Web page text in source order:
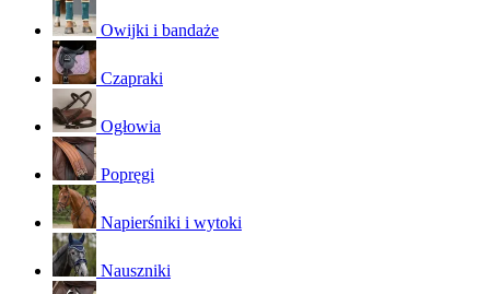
Owijki i bandaże
Czapraki
Ogłowia
Popręgi
Napierśniki i wytoki
Nauszniki